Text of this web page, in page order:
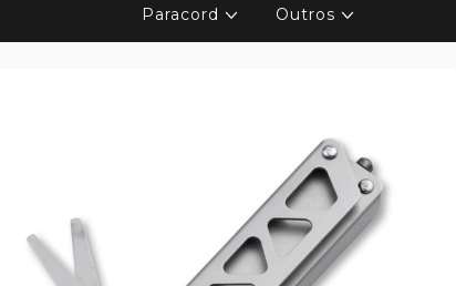
Paracord Outros